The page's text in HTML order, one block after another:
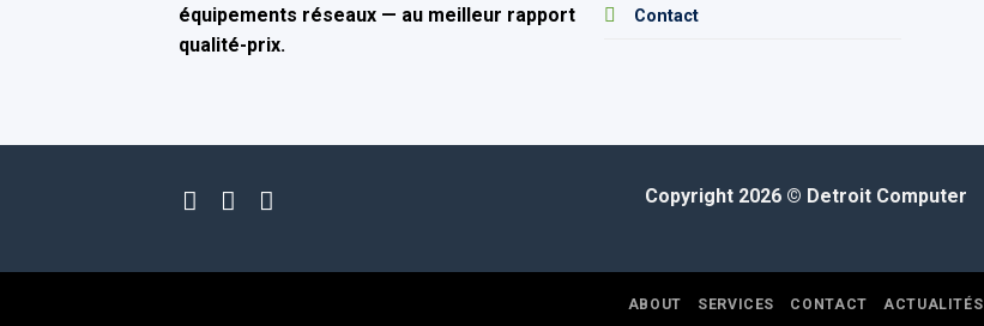
équipements réseaux — au meilleur rapport
qualité-prix.
Contact
Copyright 2026 © Detroit Computer
ABOUT SERVICES CONTACT ACTUALITÉS